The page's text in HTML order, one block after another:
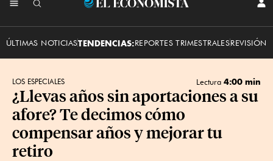
El
ÚLTIMAS NOTICIASTENDENCIAS:REPORTES TRIMESTRALESREVISIÓN
LOS ESPECIALES Lectura 4:00 min
¿Llevas años sin aportaciones a su
afore? Te decimos cómo
compensar años y mejorar tu
retiro